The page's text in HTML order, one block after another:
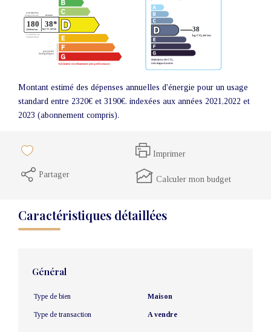
Montant estimé des dépenses annuelles d'énergie pour un usage
standard entre 2320€ et 3190€. indexées aux années 2021,2022 et
2023 (abonnement compris).
Imprimer
Partager
Calculer mon budget
Caractéristiques détaillées
Général
Type de bien Maison
Type de transaction A vendre